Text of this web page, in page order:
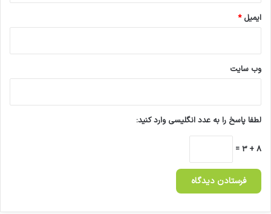
ایمیل*
وب‌ سایت
لطفا پاسخ را به عدد انگلیسی وارد کنید:
8 + 3 =